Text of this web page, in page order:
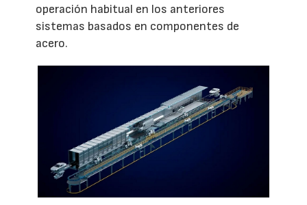
operación habitual en los anteriores
sistemas basados en componentes de
acero.